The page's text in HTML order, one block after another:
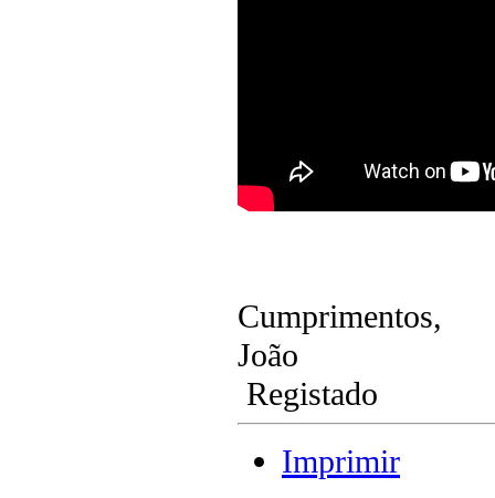
Cumprimentos,
João
Registado
Imprimir